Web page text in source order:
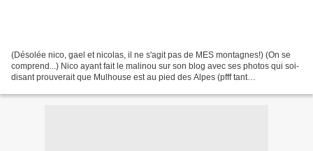
(Désolée nico, gael et nicolas, il ne s'agit pas de MES montagnes!) (On se
comprend...) Nico ayant fait le malinou sur son blog avec ses photos qui soi-
disant prouverait que Mulhouse est au pied des Alpes (pfff tant